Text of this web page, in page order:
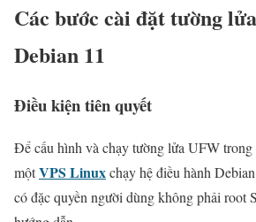
Các bước cài đặt tường
Debian 11
Điều kiện tiên quyết
Để cấu hình và chạy tường lửa UFW trong
mộtVPS Linuxchạy hệ điều hành
có đặc quyền người dùng không phải root